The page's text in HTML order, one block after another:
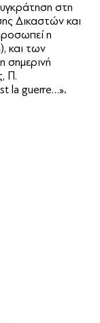
στη
Δικαστών και
η
και των
σημερινή
Π.
la guerre…».